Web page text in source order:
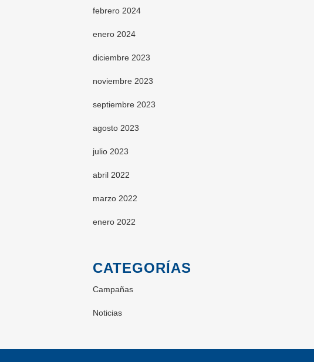
febrero 2024
enero 2024
diciembre 2023
noviembre 2023
septiembre 2023
agosto 2023
julio 2023
abril 2022
marzo 2022
enero 2022
CATEGORÍAS
Campañas
Noticias